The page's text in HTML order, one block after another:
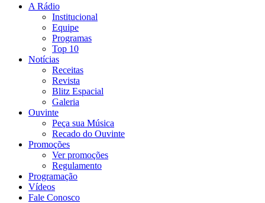
A Rádio
Institucional
Equipe
Programas
Top 10
Notícias
Receitas
Revista
Blitz Espacial
Galeria
Ouvinte
Peça sua Música
Recado do Ouvinte
Promoções
Ver promoções
Regulamento
Programação
Vídeos
Fale Conosco